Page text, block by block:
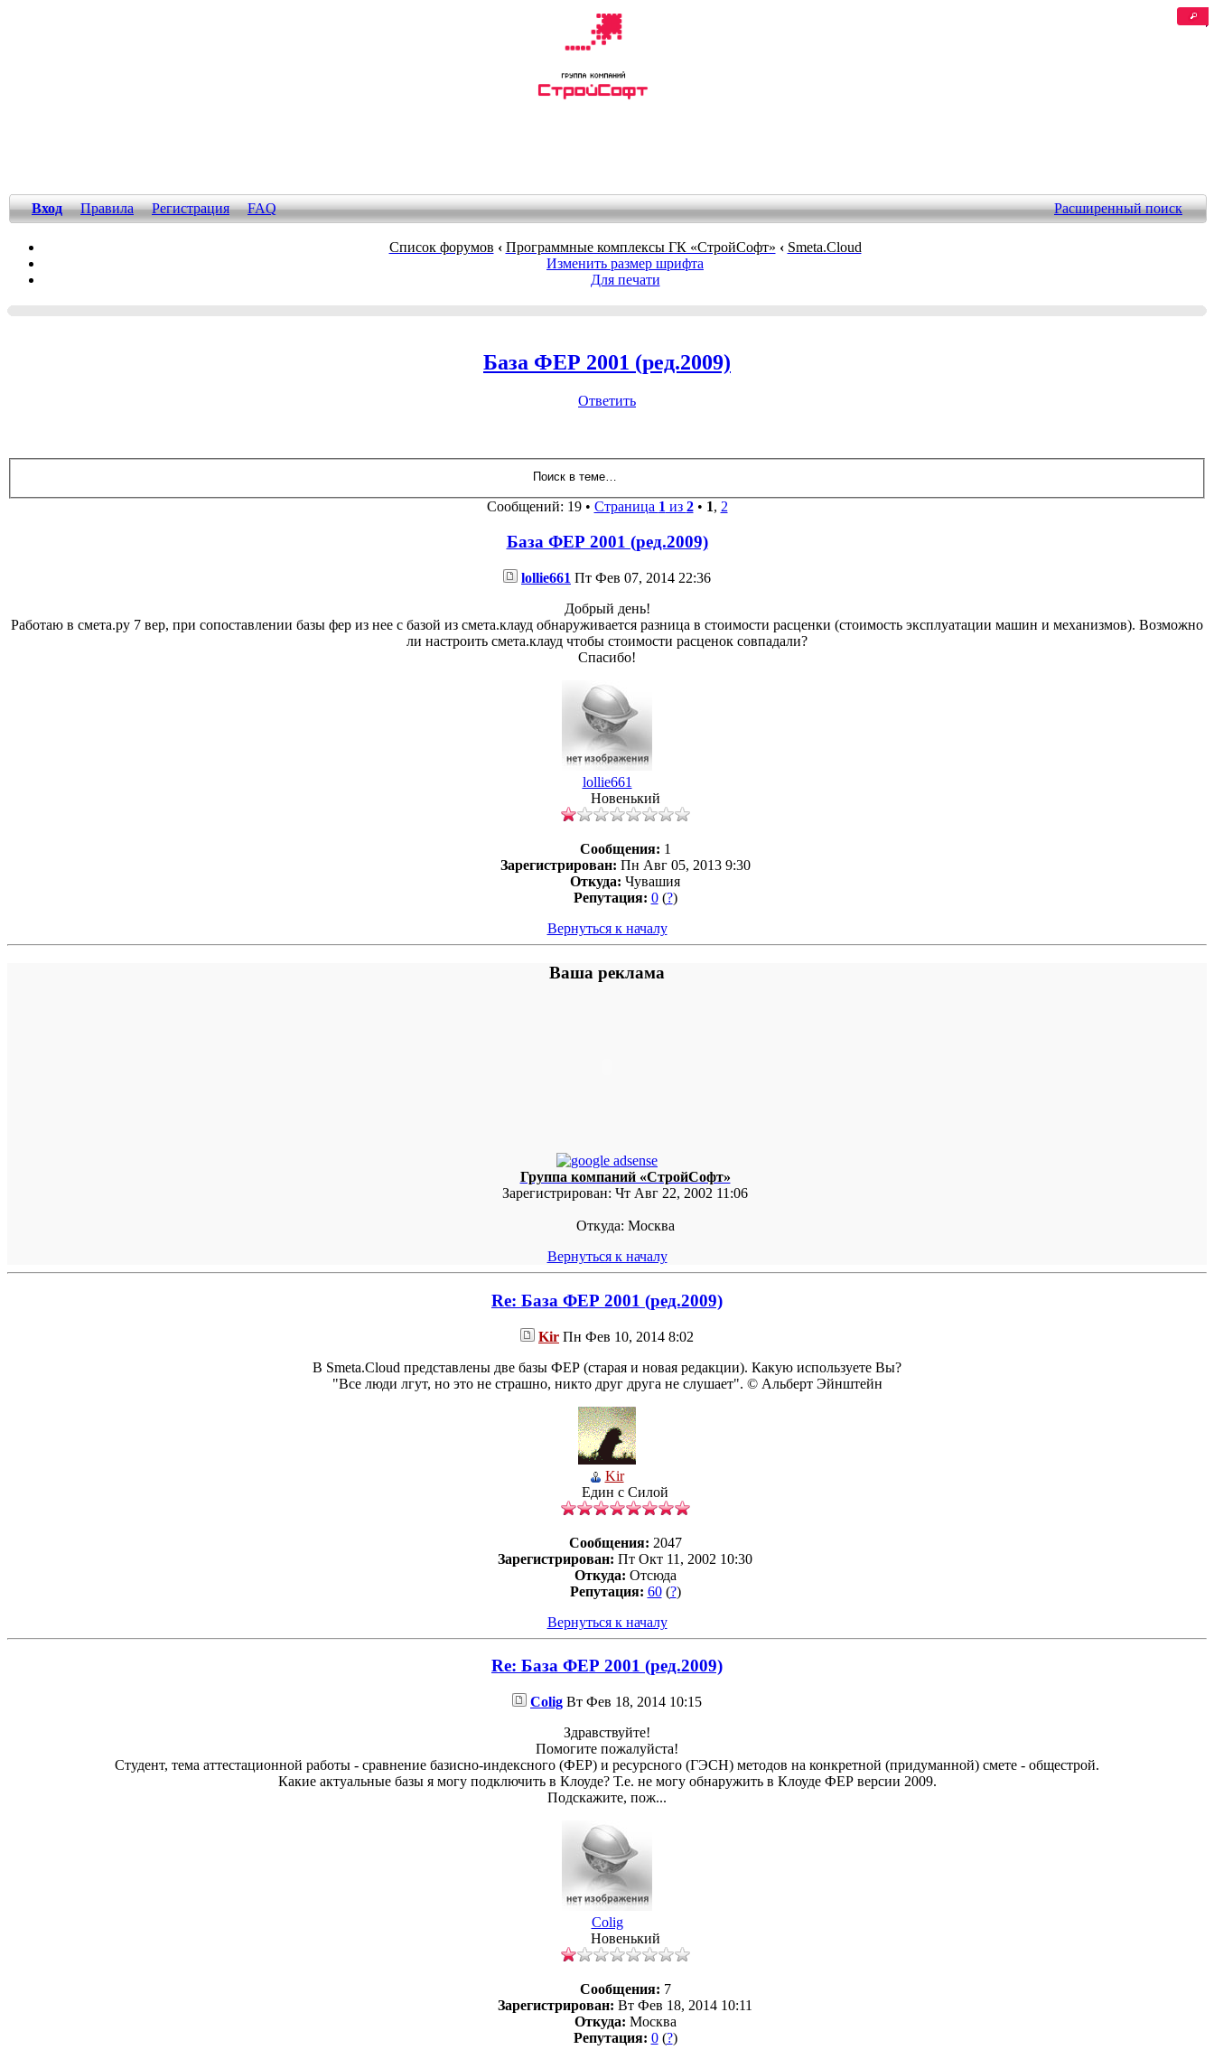
Вход Правила Регистрация FAQ Расширенный поиск
Список форумов ‹ Программные комплексы ГК «СтройСофт» ‹ Smeta.Cloud
Изменить размер шрифта
Для печати
База ФЕР 2001 (ред.2009)
Ответить
Сообщений: 19 • Страница 1из 2• 1, 2
База ФЕР 2001 (ред.2009)
lollie661 Пт Фев 07, 2014 22:36
Добрый день!
Работаю в смета.ру 7 вер, при сопоставлении базы фер из нее с базой из смета.клауд обнаруживается разница в стоимости расценки (стоимость эксплуатации машин и механизмов). Возможно
ли настроить смета.клауд чтобы стоимости расценок совпадали?
Спасибо!
lollie661
Новенький
Сообщения: 1
Зарегистрирован: Пн Авг 05, 2013 9:30
Откуда: Чувашия
Репутация: 0(?)
Вернуться к началу
Ваша реклама
Группа компаний «СтройСофт»
Зарегистрирован: Чт Авг 22, 2002 11:06
Откуда: Москва
Вернуться к началу
Re: База ФЕР 2001 (ред.2009)
Kir Пн Фев 10, 2014 8:02
В Smeta.Cloud представлены две базы ФЕР (старая и новая редакции). Какую используете Вы?
"Все люди лгут, но это не страшно, никто друг друга не слушает". © Альберт Эйнштейн
Kir
Един с Силой
Сообщения: 2047
Зарегистрирован: Пт Окт 11, 2002 10:30
Откуда: Отсюда
Репутация: 60(?)
Вернуться к началу
Re: База ФЕР 2001 (ред.2009)
Colig Вт Фев 18, 2014 10:15
Здравствуйте!
Помогите пожалуйста!
Студент, тема аттестационной работы - сравнение базисно-индексного (ФЕР) и ресурсного (ГЭСН) методов на конкретной (придуманной) смете - общестрой.
Какие актуальные базы я могу подключить в Клоуде? Т.е. не могу обнаружить в Клоуде ФЕР версии 2009.
Подскажите, пож...
Colig
Новенький
Сообщения: 7
Зарегистрирован: Вт Фев 18, 2014 10:11
Откуда: Москва
Репутация: 0(?)